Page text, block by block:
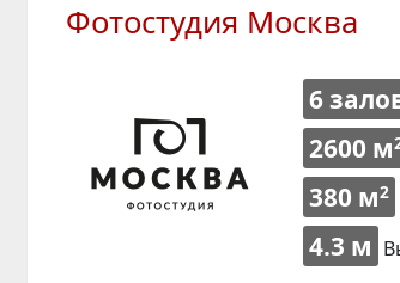
Фотостудия Москва
6
2600 м
380 м2
4.3 м